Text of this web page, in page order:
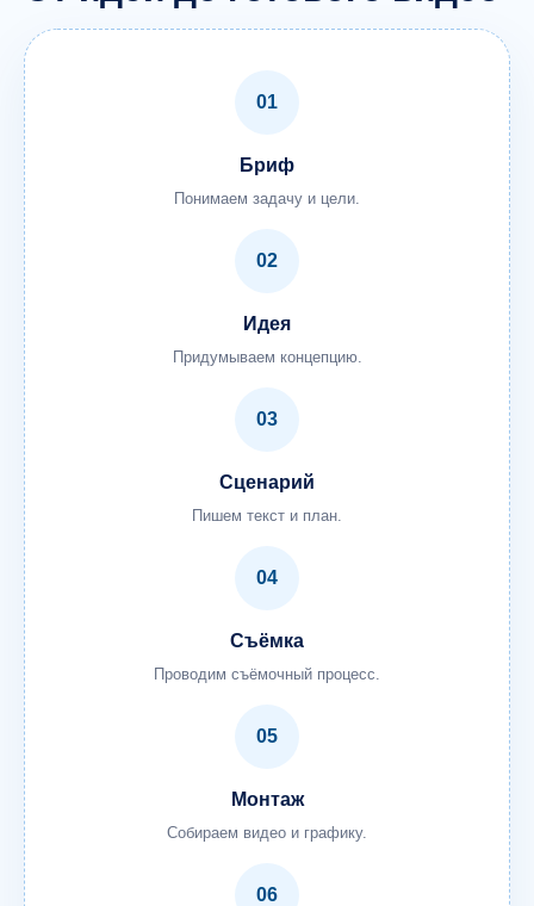
01
Бриф
Понимаем задачу и цели.
02
Идея
Придумываем концепцию.
03
Сценарий
Пишем текст и план.
04
Съёмка
Проводим съёмочный процесс.
05
Монтаж
Собираем видео и графику.
06